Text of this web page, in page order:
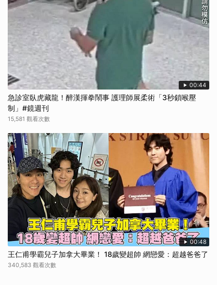
00:44
急診室臥虎藏龍！醉漢揮拳鬧事 護理師展柔術「3秒鎖喉壓
制」#鏡週刊
15,581 觀看次數
00:48
王仁甫學霸兒子加拿大畢業！ 18歲變超帥 網戀愛：超越爸爸了
340,583 觀看次數